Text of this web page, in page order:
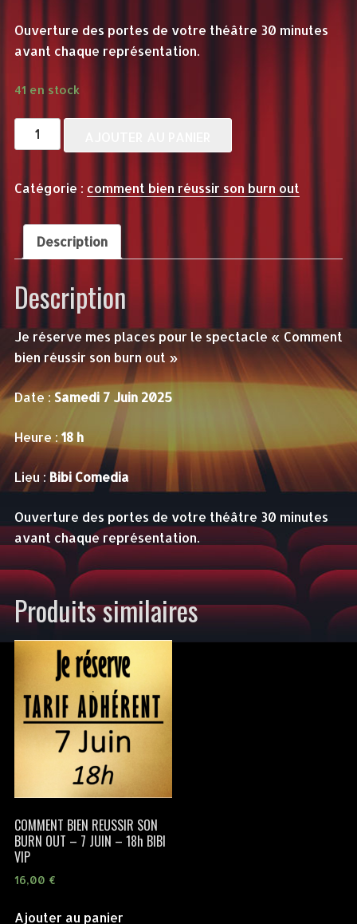
Ouverture des portes de votre théâtre 30 minutes
avant chaque représentation.
41 en stock
quantité
de
BIEN
SON
BURN
-
7
JUIN
-
18h
Catégorie : comment bien réussir son burn out
Description
Description
Je réserve mes places pour le spectacle « Comment
bien réussir son burn out »
Date : Samedi 7 Juin 2025
Heure : 18 h
Lieu : Bibi Comedia
Ouverture des portes de votre théâtre 30 minutes
avant chaque représentation.
Produits similaires
COMMENT BIEN REUSSIR SON
BURN OUT – 7 JUIN – 18h BIBI
VIP
16,00 €
Ajouter au panier